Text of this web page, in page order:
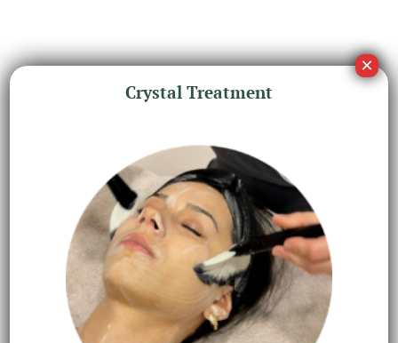
AANVULLENDE INFORMATIE
Breek het topje van de ampul af bij het
eerste gebruik. Gebruik vervolgens het
dopje om de ampul weer af te sluiten, zodat
je deze later opnieuw kunt gebruiken.
Breng \’s ochtends en \’s avonds aan op een
gereinigd gezicht en hals, vóór je serum,
Crystal Treatment